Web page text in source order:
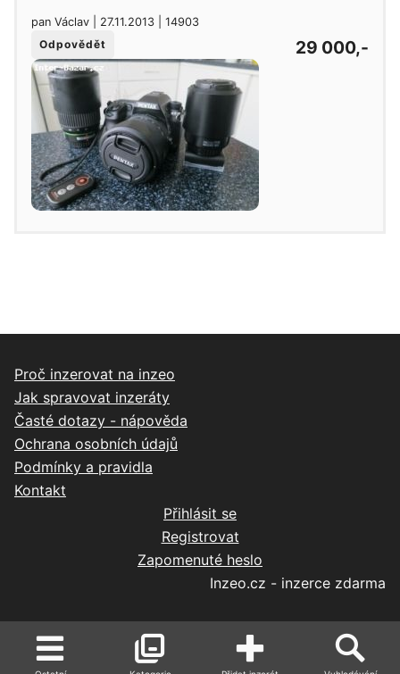
pan Václav | 27.11.2013 | 14903
Odpovědět
29 000,-
Proč inzerovat na inzeo
Jak spravovat inzeráty
Časté dotazy - nápověda
Ochrana osobních údajů
Podmínky a pravidla
Kontakt
Přihlásit se
Registrovat
Zapomenuté heslo
Inzeo.cz - inzerce zdarma